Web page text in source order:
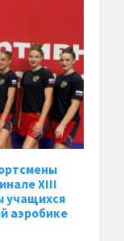
XIII
учащихся
аэробике